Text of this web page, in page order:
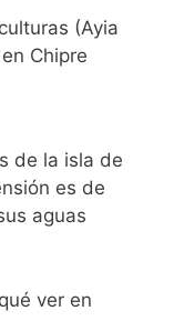
de la isla de
es de
aguas